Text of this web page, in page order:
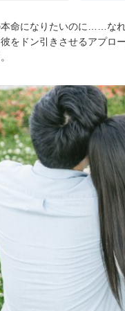
本命になりたいのに……な
彼をドン引きさせるアプロ